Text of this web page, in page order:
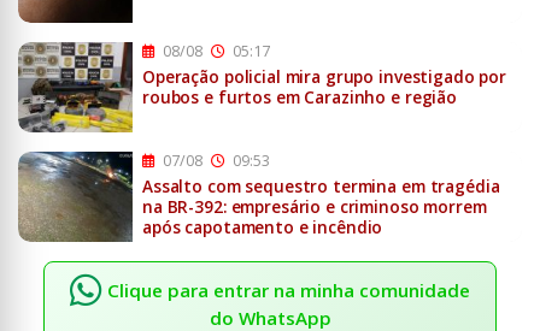
08/08 05:17
Operação policial mira grupo investigado por
roubos e furtos em Carazinho e região
07/08 09:53
Assalto com sequestro termina em tragédia
na BR-392: empresário e criminoso morrem
após capotamento e incêndio
Clique para entrar na minha comunidade
do WhatsApp